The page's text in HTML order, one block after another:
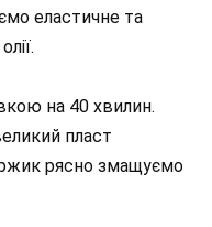
еластичне та
на 40 хвилин.
пласт
рясно змащуємо